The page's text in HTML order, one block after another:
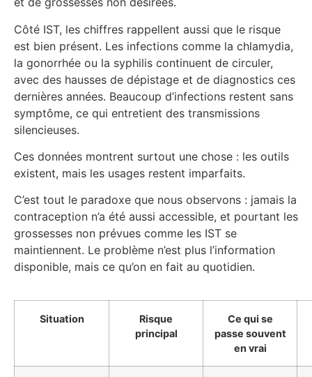
Côté IST, les chiffres rappellent aussi que le risque
est bien présent. Les infections comme la chlamydia,
la gonorrhée ou la syphilis continuent de circuler,
avec des hausses de dépistage et de diagnostics ces
dernières années. Beaucoup d’infections restent sans
symptôme, ce qui entretient des transmissions
silencieuses.
Ces données montrent surtout une chose : les outils
existent, mais les usages restent imparfaits.
C’est tout le paradoxe que nous observons : jamais la
contraception n’a été aussi accessible, et pourtant les
grossesses non prévues comme les IST se
maintiennent. Le problème n’est plus l’information
disponible, mais ce qu’on en fait au quotidien.
Situation
Risque
principal
Ce qui se
passe souvent
en vrai